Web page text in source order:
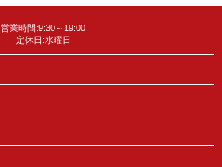
営業時間:9:30～19:00
定休日:水曜日